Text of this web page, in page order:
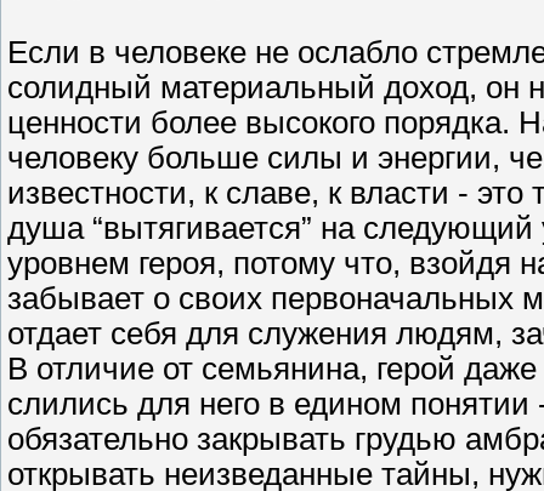
Если в человеке не ослабло
солидный материальный доход, он
ценности более высокого порядка.
человеку больше силы и энергии,
известности, к славе, к власти -
душа “вытягивается” на
уровнем героя, потому что, взойдя
забывает о своих первоначальных
отдает себя для служения людям,
В отличие от семьянина, герой
слились для него в едином
обязательно закрывать грудью
открывать неизведанные тайны,